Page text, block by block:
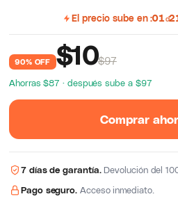
El precio sube en 01d
90% OFF $10$97
Ahorras $87 · después sube a $97
Comprar
7 días de garantía.Devolución del
Pago seguro. Acceso inmediato.